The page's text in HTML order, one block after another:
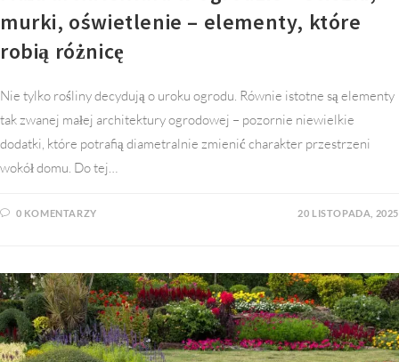
murki, oświetlenie – elementy, które
robią różnicę
Nie tylko rośliny decydują o uroku ogrodu. Równie istotne są elementy
tak zwanej małej architektury ogrodowej – pozornie niewielkie
dodatki, które potrafią diametralnie zmienić charakter przestrzeni
wokół domu. Do tej…
0 KOMENTARZY 20 LISTOPADA, 2025